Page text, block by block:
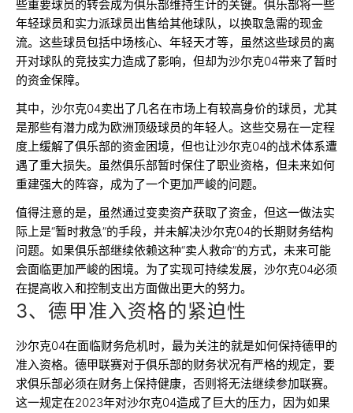
些重要球员的转会成为俱乐部维持生计的关键。俱乐部将一些
年轻球员和实力派球员出售给其他球队，以换取急需的现金
流。这些球员包括中场核心、年轻天才等，虽然这些球员的离
开对球队的竞技实力造成了影响，但却为沙尔克04带来了暂时
的资金保障。
其中，沙尔克04卖出了几名在市场上有较高身价的球员，尤其
是那些有潜力成为欧洲顶级球员的年轻人。这些交易在一定程
度上缓解了俱乐部的资金困境，但也让沙尔克04的战术体系遭
遇了重大损失。虽然俱乐部暂时保住了职业资格，但未来如何
重建强大的阵容，成为了一个更加严峻的问题。
值得注意的是，虽然通过变卖资产获取了资金，但这一做法实
际上是“暂时救急”的手段，并未解决沙尔克04的长期财务结构
问题。如果俱乐部继续依赖这种“卖人救命”的方式，未来可能
会面临更加严峻的困境。为了实现可持续发展，沙尔克04必须
在提高收入和控制支出方面做出更大的努力。
3、德甲准入资格的紧迫性
沙尔克04在面临财务危机时，最为关注的就是如何保持德甲的
准入资格。德甲联赛对于俱乐部的财务状况有严格的规定，要
求俱乐部必须在财务上保持健康，否则将无法继续参加联赛。
这一规定在2023年对沙尔克04造成了巨大的压力，因为如果